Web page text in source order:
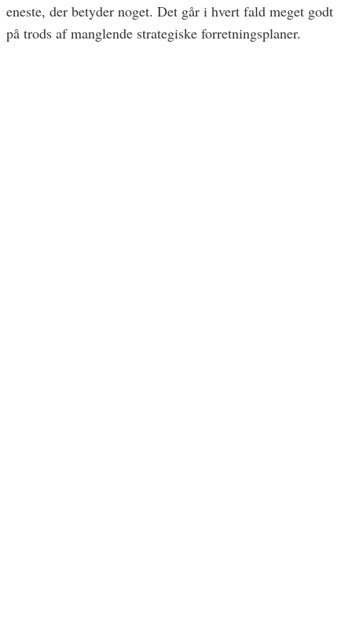
eneste, der betyder noget. Det går i hvert fald meget godt
på trods af manglende strategiske forretningsplaner.